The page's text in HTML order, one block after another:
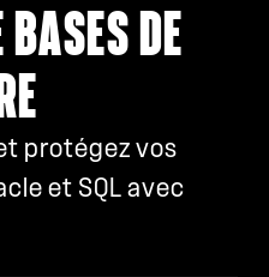
DE
protégez vos
et SQL avec